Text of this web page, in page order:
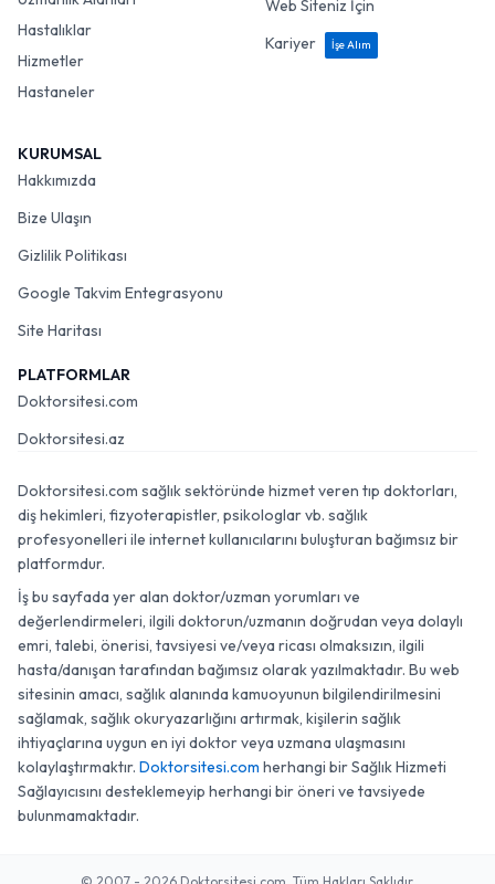
Uzmanlık Alanları
Hastalıklar
Hizmetler
Hastaneler
Web Siteniz İçin
Kariyer
İşe Alım
KURUMSAL
Hakkımızda
Bize Ulaşın
Gizlilik Politikası
Google Takvim Entegrasyonu
Site Haritası
PLATFORMLAR
Doktorsitesi.com
Doktorsitesi.az
Doktorsitesi.com sağlık sektöründe hizmet veren tıp doktorları,
diş hekimleri, fizyoterapistler, psikologlar vb. sağlık
profesyonelleri ile internet kullanıcılarını buluşturan bağımsız bir
platformdur.
İş bu sayfada yer alan doktor/uzman yorumları ve
değerlendirmeleri, ilgili doktorun/uzmanın doğrudan veya dolaylı
emri, talebi, önerisi, tavsiyesi ve/veya ricası olmaksızın, ilgili
hasta/danışan tarafından bağımsız olarak yazılmaktadır. Bu web
sitesinin amacı, sağlık alanında kamuoyunun bilgilendirilmesini
sağlamak, sağlık okuryazarlığını artırmak, kişilerin sağlık
ihtiyaçlarına uygun en iyi doktor veya uzmana ulaşmasını
kolaylaştırmaktır. Doktorsitesi.com herhangi bir Sağlık Hizmeti
Sağlayıcısını desteklemeyip herhangi bir öneri ve tavsiyede
bulunmamaktadır.